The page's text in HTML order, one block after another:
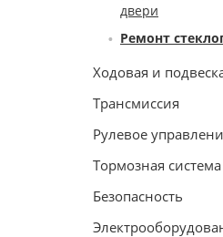
двери
Ремонт
Ходовая и
Трансмиссия
Рулевое
Тормозная система
Безопасность